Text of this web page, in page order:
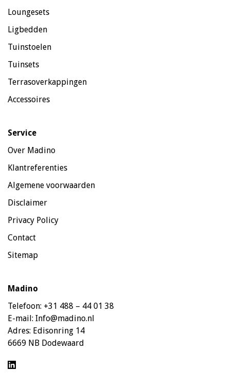
Loungesets
Ligbedden
Tuinstoelen
Tuinsets
Terrasoverkappingen
Accessoires
Service
Over Madino
Klantreferenties
Algemene voorwaarden
Disclaimer
Privacy Policy
Contact
Sitemap
Madino
Telefoon: +31 488 – 44 01 38
E-mail: Info@madino.nl
Adres: Edisonring 14
6669 NB Dodewaard